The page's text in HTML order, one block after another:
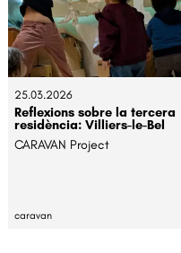
25.03.2026
Reflexions sobre la tercera
residència: Villiers-le-Bel
CARAVAN Project
caravan